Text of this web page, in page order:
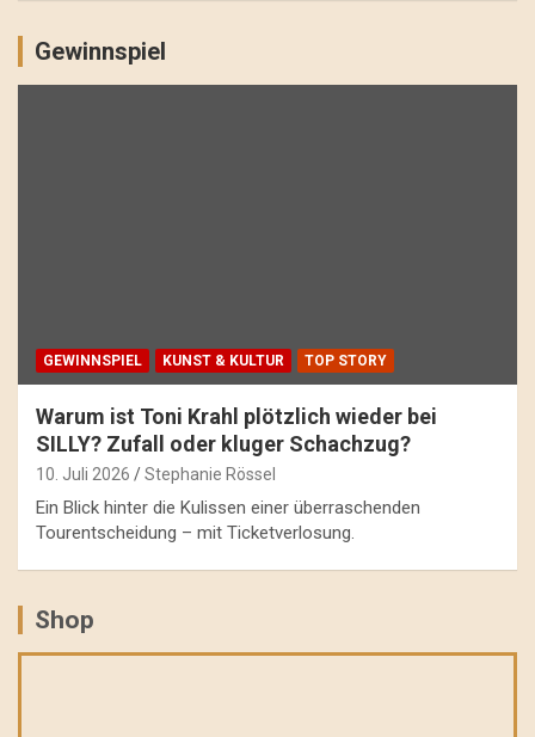
Gewinnspiel
GEWINNSPIEL KUNST & KULTUR TOP STORY
Warum ist Toni Krahl plötzlich wieder bei
SILLY? Zufall oder kluger Schachzug?
10. Juli 2026 Stephanie Rössel
Ein Blick hinter die Kulissen einer überraschenden
Tourentscheidung – mit Ticketverlosung.
Shop